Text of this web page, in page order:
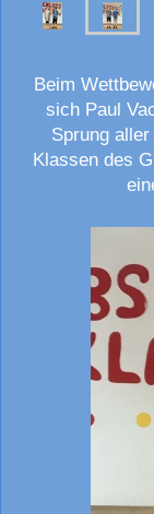
Beim
sich Paul
Sprung
Klassen des